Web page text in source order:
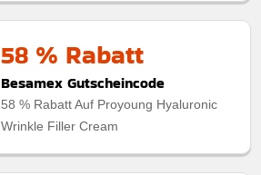
58 % Rabatt
Besamex Gutscheincode
58 % Rabatt Auf Proyoung Hyaluronic
Wrinkle Filler Cream